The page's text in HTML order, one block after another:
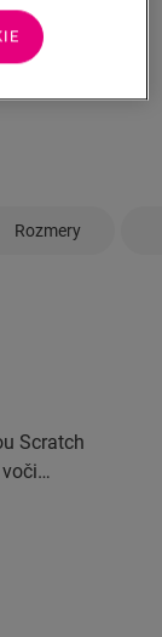
Rozmery
Scratch